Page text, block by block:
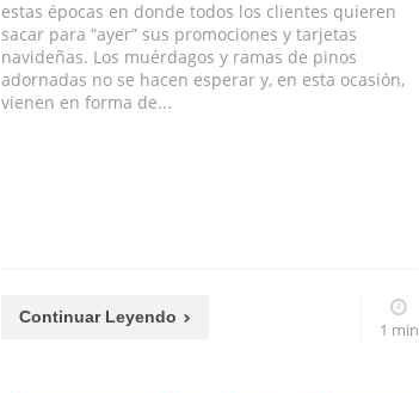
estas épocas en donde todos los clientes quieren
sacar para “ayer” sus promociones y tarjetas
navideñas. Los muérdagos y ramas de pinos
adornadas no se hacen esperar y, en esta ocasión,
vienen en forma de...
Continuar Leyendo
1 min